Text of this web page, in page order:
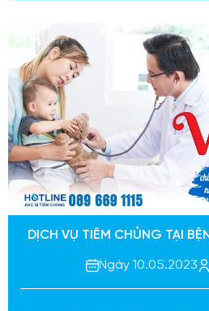
DỊCH VỤ TIÊM CHỦNG TẠI
Ngày 10.05.2023